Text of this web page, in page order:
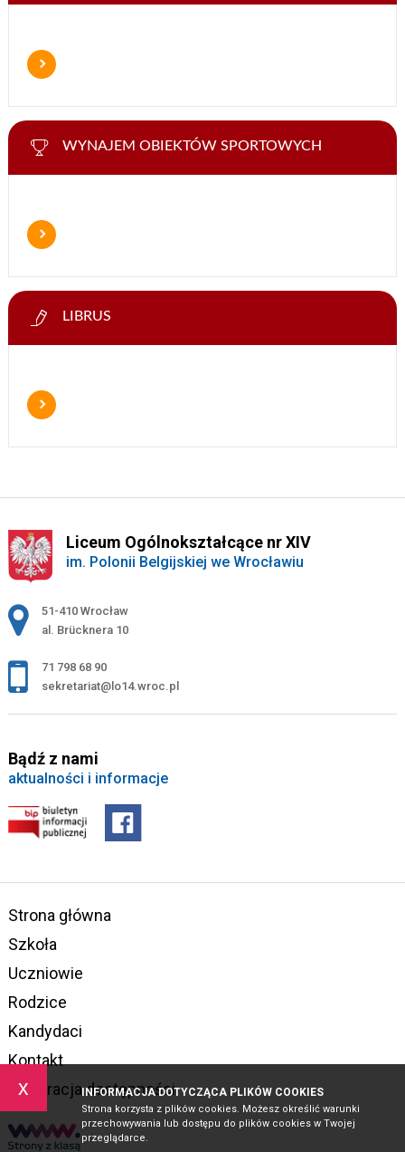
x INFORMACJA DOTYCZĄCA PLIKÓW COOKIES
Strona korzysta z plików cookies. Możesz określić warunki
przechowywania lub dostępu do plików cookies w Twojej
przeglądarce.
WYNAJEM OBIEKTÓW SPORTOWYCH
LIBRUS
Liceum Ogólnokształcące nr XIV
im. Polonii Belgijskiej we Wrocławiu
Adres pocztowy:
51-410 Wrocław
al. Brücknera 10
71 798 68 90
sekretariat@lo14.wroc.pl
Bądź z nami
aktualności i informacje
Strona główna
Szkoła
Uczniowie
Rodzice
Kandydaci
Kontakt
Deklaracja dostępności